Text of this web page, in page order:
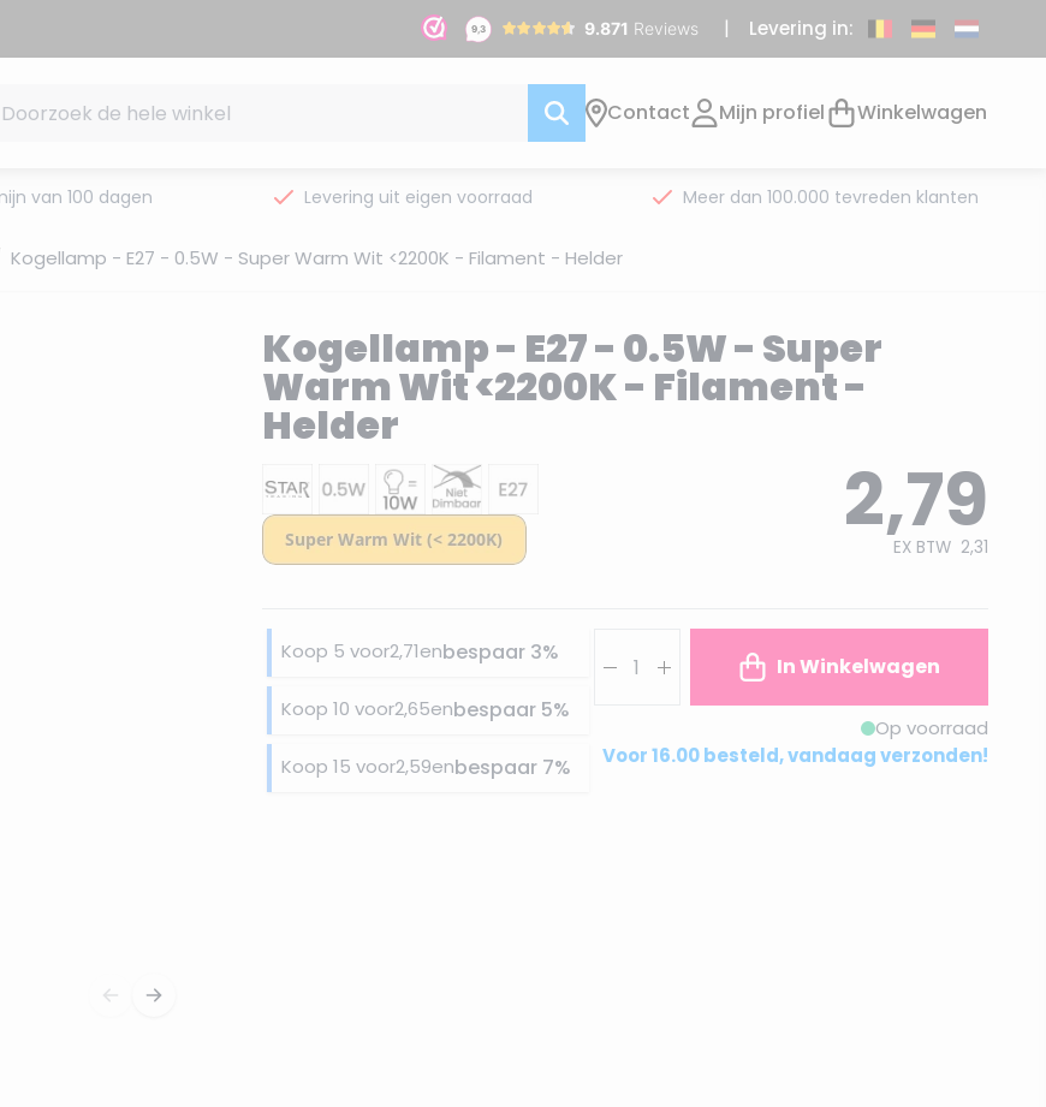
Levering in:
Contact Mijn profiel Winkelwagen
van 100 dagen Levering uit eigen voorraad Meer dan 100.000 tevreden klanten
Kogellamp - E27 - 0.5W - Super Warm Wit <2200K - Filament - Helder
Kogellamp - E27 - 0.5W - Super
Warm Wit <2200K - Filament -
Helder
2,79
EX BTW 2,31
Koop 5 voor2,71enbespaar 3%
Koop 10 voor2,65enbespaar 5%
Koop 15 voor2,59enbespaar 7%
In Winkelwagen
Op voorraad
Voor 16.00 besteld, vandaag verzonden!